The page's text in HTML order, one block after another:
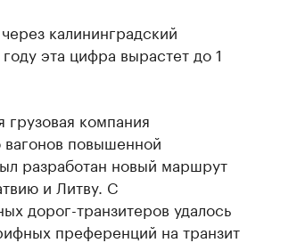
калининградский
эта цифра вырастет до 1
грузовая компания
вагонов повышенной
разработан новый маршрут
и Литву. С
дорог-транзитеров удалось
преференций на транзит